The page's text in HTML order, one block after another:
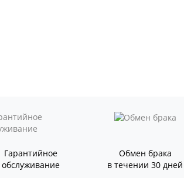
Гарантийное
обслуживание
Обмен брака
в течении 30 дней